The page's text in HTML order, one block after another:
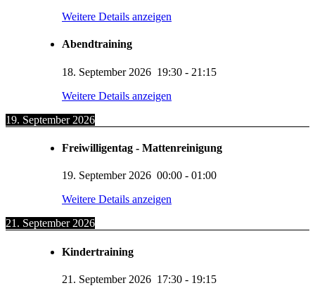
Weitere Details anzeigen
Abendtraining
18. September 2026 19:30 - 21:15
Weitere Details anzeigen
19. September 2026
Freiwilligentag - Mattenreinigung
19. September 2026 00:00 - 01:00
Weitere Details anzeigen
21. September 2026
Kindertraining
21. September 2026 17:30 - 19:15